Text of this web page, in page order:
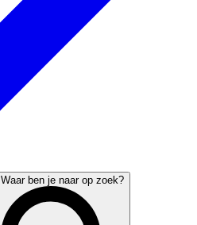
Waar ben je naar op zoek?